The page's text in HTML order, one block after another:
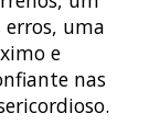
uma
e
nas